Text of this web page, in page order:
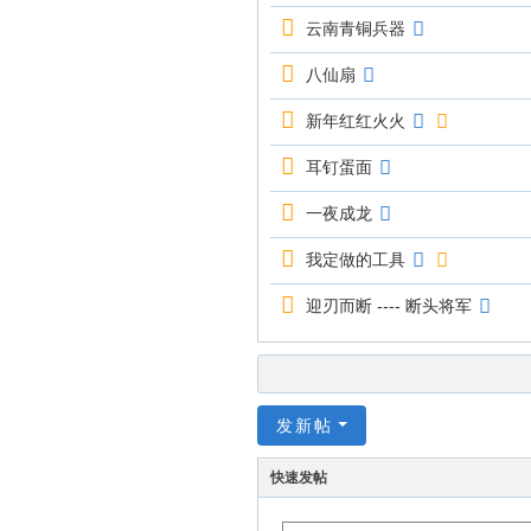
云南青铜兵器
八仙扇
新年红红火火
耳钉蛋面
一夜成龙
我定做的工具
迎刃而断 ---- 断头将军
发新帖
快速发帖